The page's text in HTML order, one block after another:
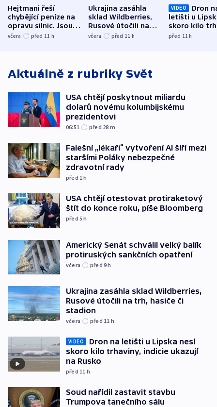
Hejtmani řeší
chybějící peníze na
opravu silnic. Jsou
nenárokové, namítá
včera před 11 h
Ukrajina zasáhla
sklad Wildberries,
Rusové útočili na
trh, hasiče či
včera před 11 h
VIDEO
Dron
letišti u
skoro kilo
indicie
před 11h
Aktuálně z rubriky Svět
USA chtějí poskytnout miliardu
dolarů novému kolumbijskému
prezidentovi
06:51 před 28 m
Falešní „lékaři“ vytvoření AI šíří mezi
staršími Poláky nebezpečné
zdravotní rady
před 1h
USA chtějí otestovat protiraketový
štít do konce roku, píše Bloomberg
před 5h
Americký Senát schválil velký balík
protiruských sankčních opatření
včera před 9h
Ukrajina zasáhla sklad Wildberries,
Rusové útočili na trh, hasiče či
stadion
včera před 11 h
VIDEO
Dron na letišti u Lipska nesl
skoro kilo trhaviny, indicie ukazují
na Rusko
před 11 h
Soud nařídil zastavit stavbu
Trumpova tanečního sálu